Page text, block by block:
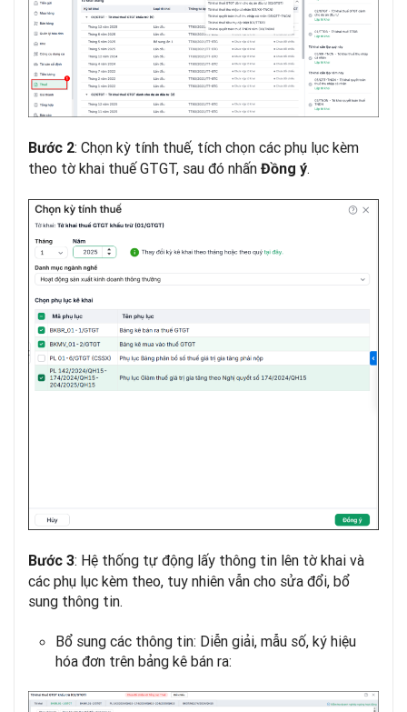
Bước 2: Chọn kỳ tính thuế, tích chọn các phụ lục kèm
theo tờ khai thuế GTGT, sau đó nhấn Đồng ý.
Bước 3: Hệ thống tự động lấy thông tin lên tờ khai và
các phụ lục kèm theo, tuy nhiên vẫn cho sửa đổi, bổ
sung thông tin.
Bổ sung các thông tin: Diễn giải, mẫu số, ký hiệu
hóa đơn trên bảng kê bán ra: